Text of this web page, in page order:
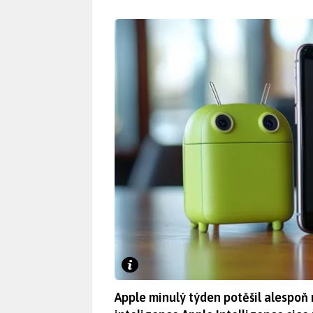
Apple minulý týden potěšil alespoň